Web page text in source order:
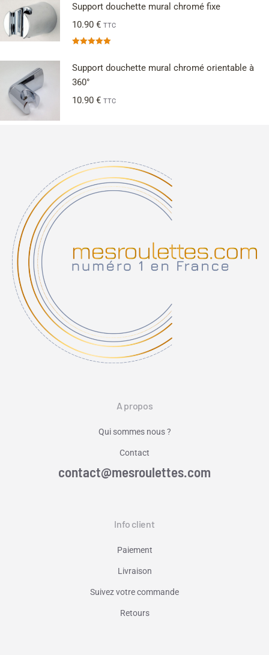
Support douchette mural chromé fixe
10.90 € TTC
Support douchette mural chromé orientable à
360°
10.90 € TTC
A propos
Qui sommes nous ?
Contact
contact@mesroulettes.com
Info client
Paiement
Livraison
Suivez votre commande
Retours